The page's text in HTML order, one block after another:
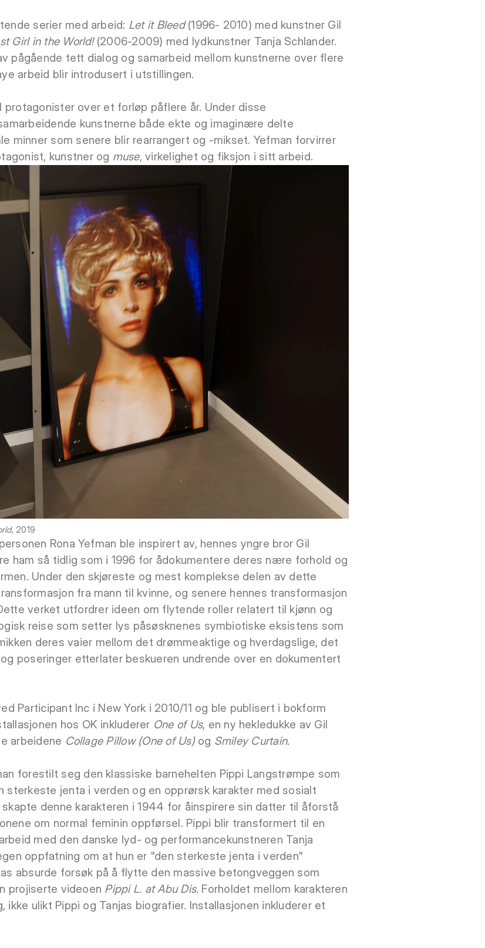
serier med arbeid: Let it Bleed(1996- 2010) med kunstner Gil
Girl in the World!(2006-2009) med lydkunstner Tanja Schlander.
pågående tett dialog og samarbeid mellom kunstnerne over flere
arbeid blir introdusert i utstillingen.
over et forløp påflere år. Under disse
kunstnerne både ekte og imaginære delte
minner som senere blir rearrangert og -mikset. Yefman forvirrer
kunstner og muse, virkelighet og fiksjon i sitt arbeid.
, 2019
Rona Yefman ble inspirert av, hennes yngre bror Gil
ham så tidlig som i 1996 for ådokumentere deres nære forhold og
Under den skjøreste og mest komplekse delen av dette
fra mann til kvinne, og senere hennes transformasjon
verket utfordrer ideen om flytende roller relatert til kjønn og
reise som setter lys påsøsknenes symbiotiske eksistens som
deres vaier mellom det drømmeaktige og hverdagslige, det
poseringer etterlater beskueren undrende over en dokumentert
Participant Inc i New York i 2010/11 og ble publisert i bokform
hos OK inkluderer One of Us, en ny hekledukke av Gil
arbeidene Collage Pillow (One of Us)og Smiley Curtain.
forestilt seg den klassiske barnehelten Pippi Langstrømpe som
sterkeste jenta i verden og en opprørsk karakter med sosialt
denne karakteren i 1944 for åinspirere sin datter til åforstå
om normal feminin oppførsel. Pippi blir transformert til en
med den danske lyd- og performancekunstneren Tanja
oppfatning om at hun er "den sterkeste jenta i verden"
absurde forsøk på å flytte den massive betongveggen som
projiserte videoen Pippi L. at Abu Dis. Forholdet mellom karakteren
ikke ulikt Pippi og Tanjas biografier. Installasjonen inkluderer et